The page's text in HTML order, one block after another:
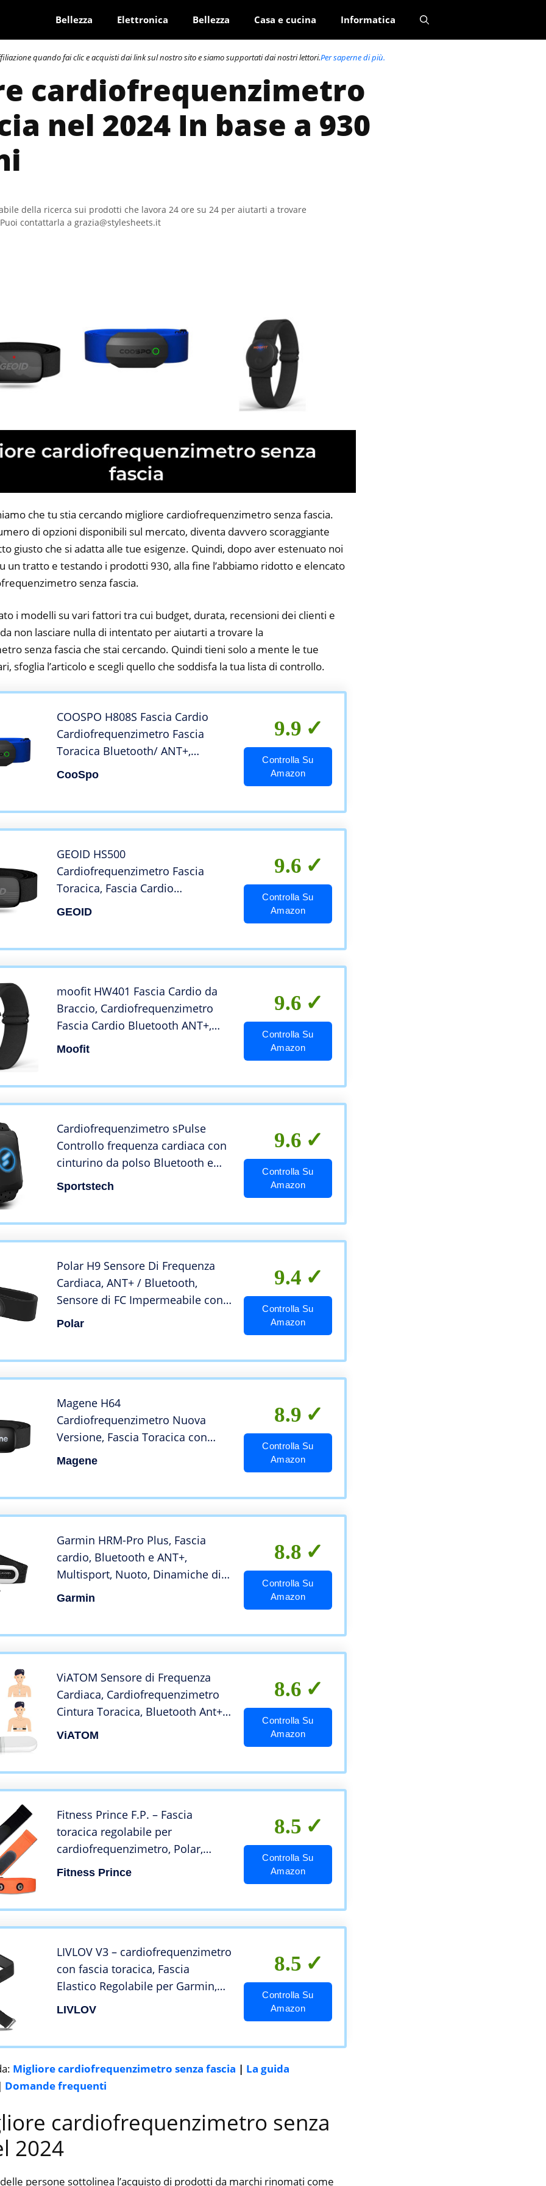
Bellezza Elettronica Bellezza Casa e cucina Informatica
quando fai clic e acquisti dai link sul nostro sito e siamo supportati dai nostri lettori.Per saperne di più.
cardiofrequenzimetro
nel 2024 In base a 930
della ricerca sui prodotti che lavora 24 ore su 24 per aiutarti a trovare
contattarla a grazia@stylesheets.it
che tu stia cercando migliore cardiofrequenzimetro senza fascia.
di opzioni disponibili sul mercato, diventa davvero scoraggiante
giusto che si adatta alle tue esigenze. Quindi, dopo aver estenuato noi
un tratto e testando i prodotti 930, alla fine l’abbiamo ridotto e elencato
senza fascia.
i modelli su vari fattori tra cui budget, durata, recensioni dei clienti e
non lasciare nulla di intentato per aiutarti a trovare la
senza fascia che stai cercando. Quindi tieni solo a mente le tue
sfoglia l’articolo e scegli quello che soddisfa la tua lista di controllo.
COOSPO H808S Fascia Cardio
Cardiofrequenzimetro Fascia
Toracica Bluetooth/ ANT+,
Sensore di Frequenza Cardiaca
Impermeabile IP67 Compatibile
CooSpo
9.9
Controlla Su
Amazon
GEOID HS500
Cardiofrequenzimetro Fascia
Toracica, Fascia Cardio
Cardiofrequenzimetro Fascia
GEOID
9.6
Controlla Su
Amazon
moofit HW401 Fascia Cardio da
Braccio, Cardiofrequenzimetro
Fascia Cardio Bluetooth ANT+,
Heart Rate Monitor Ricaricabile
Moofit
9.6
Controlla Su
Amazon
Cardiofrequenzimetro sPulse
Controllo frequenza cardiaca con
cinturino da polso Bluetooth e
sensore LED | Smart HRM
Misuratore di frequenza cardiaca
Sportstech
9.6
Controlla Su
Amazon
Polar H9 Sensore Di Frequenza
Cardiaca, ANT+ / Bluetooth,
Sensore di FC Impermeabile con
Fascia Toracica Morbida per
Polar
9.4
Controlla Su
Amazon
Magene H64
Cardiofrequenzimetro Nuova
Versione, Fascia Toracica con
sensore di frequenza cardiaca,
Protocollo Ant+/Bluetooth,
Magene
8.9
Controlla Su
Amazon
Garmin HRM-Pro Plus, Fascia
cardio, Bluetooth e ANT+,
Multisport, Nuoto, Dinamiche di
corsa, HRV, Vano per batteria,
Garmin
8.8
Controlla Su
Amazon
ViATOM Sensore di Frequenza
Cardiaca, Cardiofrequenzimetro
Cintura Toracica, Bluetooth Ant+,
Monitor ECG con Cuscinetti per
ViATOM
8.6
Controlla Su
Amazon
Fitness Prince F.P. – Fascia
toracica regolabile per
cardiofrequenzimetro, Polar,
Garmin, Wahoo, Sport, corsa
Fitness Prince
8.5
Controlla Su
Amazon
LIVLOV V3 – cardiofrequenzimetro
con fascia toracica, Fascia
Elastico Regolabile per Garmin,
Wahoo, Polar, Coospo, Strava,
LIVLOV
8.5
Controlla Su
Amazon
Migliore cardiofrequenzimetro senza fascia | La guida
Domande frequenti
cardiofrequenzimetro senza
2024
persone sottolinea l’acquisto di prodotti da marchi rinomati come